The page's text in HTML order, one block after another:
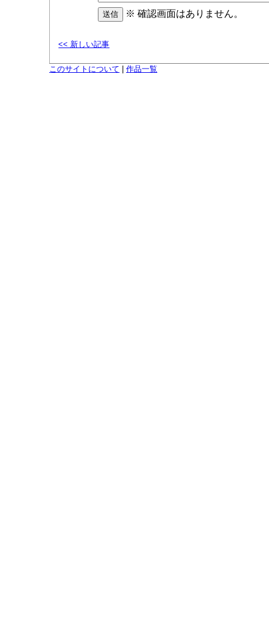
※ 確認画面はありません。
<< 新しい記事
このサイトについて 作品一覧